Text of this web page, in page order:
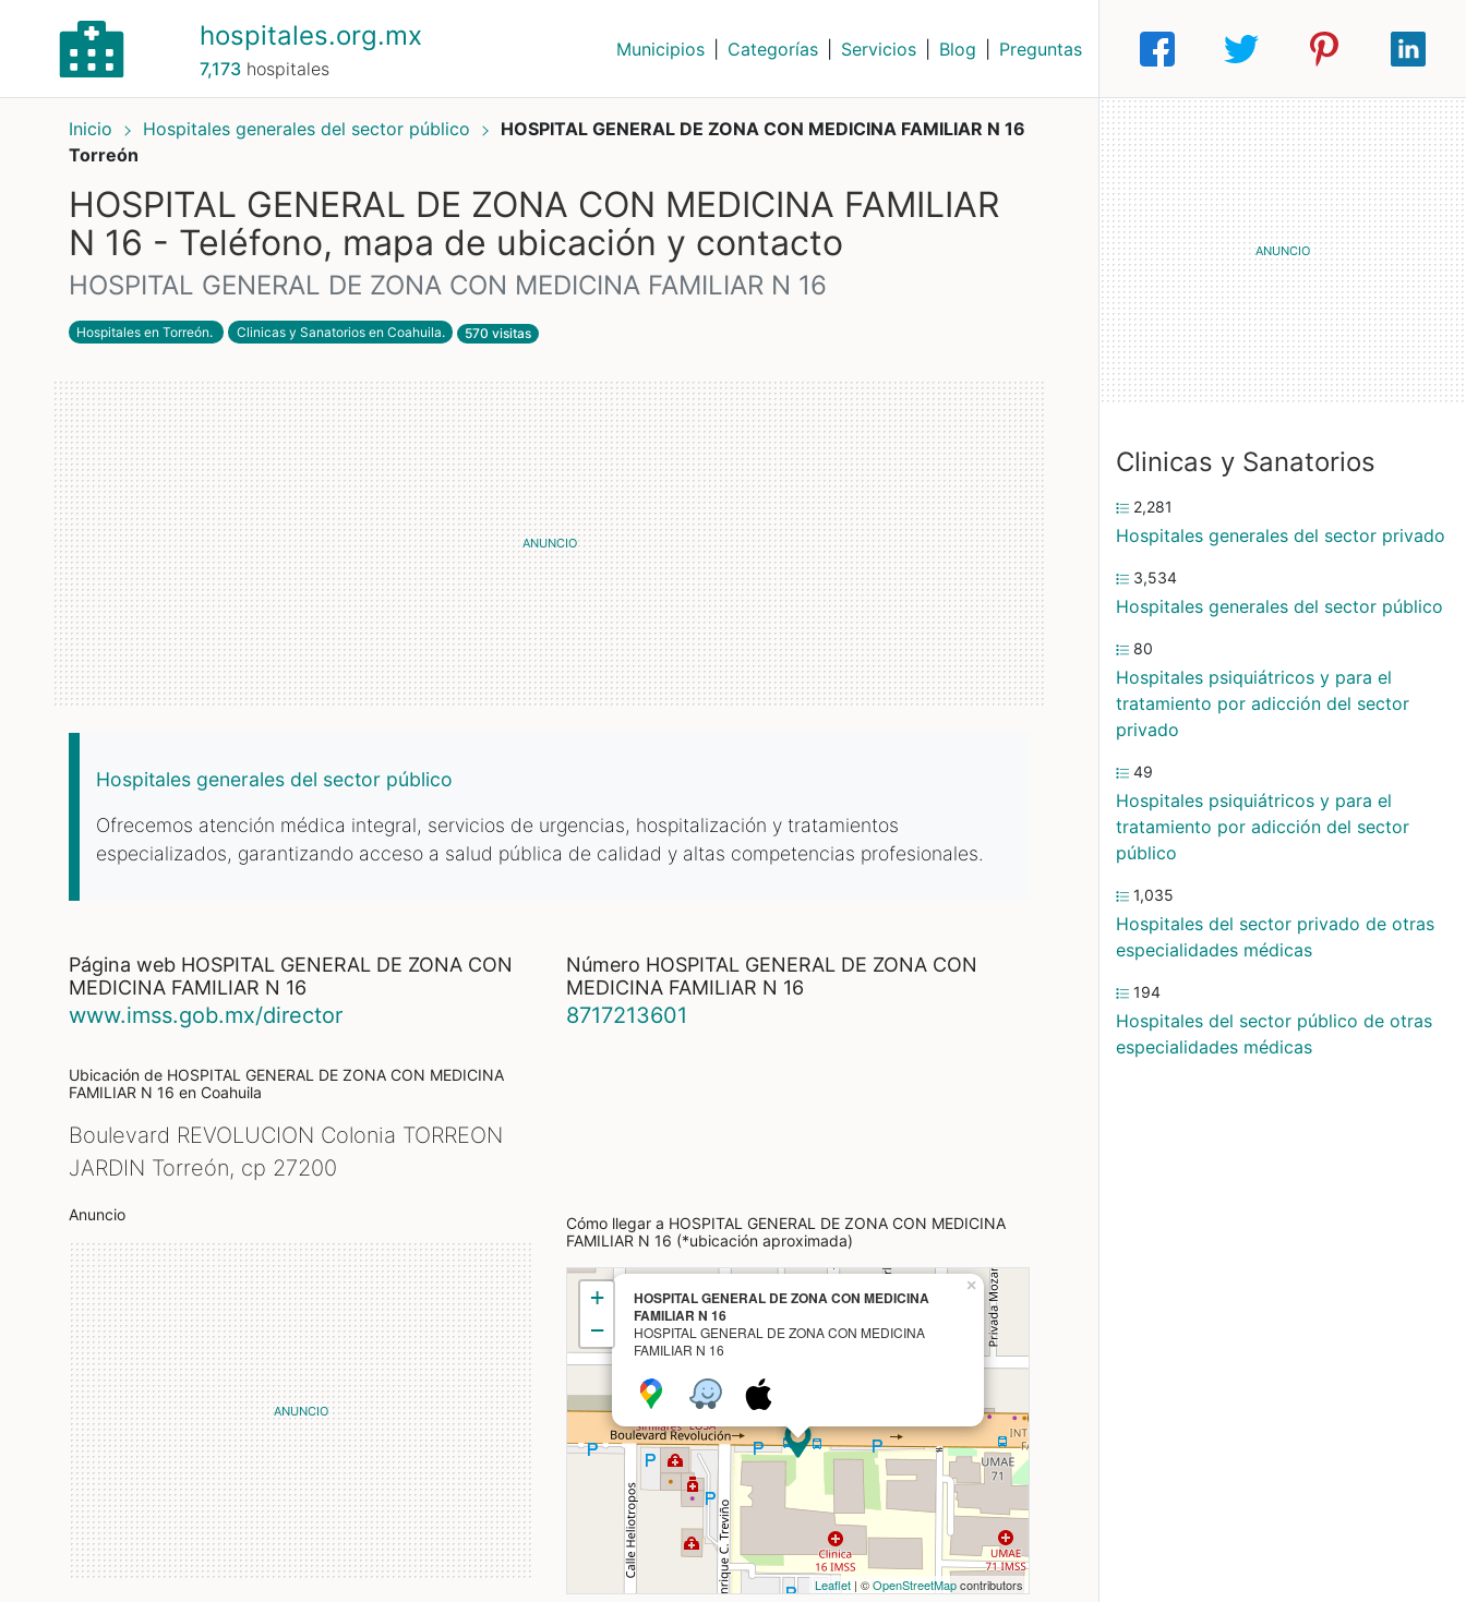
hospitales.org.mx
7,173hospitales
Municipios Categorías Servicios Blog Preguntas
Inicio Hospitales generales del sector público
HOSPITAL GENERAL DE ZONA CON MEDICINA FAMILIAR N 16
Torreón
HOSPITAL GENERAL DE ZONA CON MEDICINA FAMILIAR
N 16 - Teléfono, mapa de ubicación y contacto
HOSPITAL GENERAL DE ZONA CON MEDICINA FAMILIAR N 16
Hospitales en Torreón. Clinicas y Sanatorios en Coahuila. 570 visitas
Hospitales generales del sector público
Ofrecemos atención médica integral, servicios de urgencias, hospitalización y tratamientos
especializados, garantizando acceso a salud pública de calidad y altas competencias profesionales.
Página web HOSPITAL GENERAL DE ZONA CON
MEDICINA FAMILIAR N 16
www.imss.gob.mx/director
Número HOSPITAL GENERAL DE ZONA CON
MEDICINA FAMILIAR N 16
8717213601
Ubicación de HOSPITAL GENERAL DE ZONA CON MEDICINA
FAMILIAR N 16 en Coahuila
Boulevard REVOLUCION Colonia TORREON
JARDIN Torreón, cp 27200
Anuncio
Cómo llegar a HOSPITAL GENERAL DE ZONA CON MEDICINA
FAMILIAR N 16 (*ubicación aproximada)
HOSPITAL GENERAL DE ZONA CON MEDICINA
FAMILIAR N 16
HOSPITAL GENERAL DE ZONA CON MEDICINA
FAMILIAR N 16
×
+
−
Leaflet | ©OpenStreetMapcontributors
Clinicas y Sanatorios
2,281
Hospitales generales del sector privado
3,534
Hospitales generales del sector público
80
Hospitales psiquiátricos y para el
tratamiento por adicción del sector
privado
49
Hospitales psiquiátricos y para el
tratamiento por adicción del sector
público
1,035
Hospitales del sector privado de otras
especialidades médicas
194
Hospitales del sector público de otras
especialidades médicas